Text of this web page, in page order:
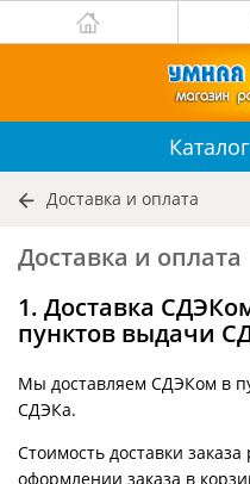
Каталог
Доставка и оплата
Доставка и оплата
1. Доставка
пунктов выдачи
Мы доставляем СДЭКом в
СДЭКа.
Стоимость доставки
оформлении заказа в